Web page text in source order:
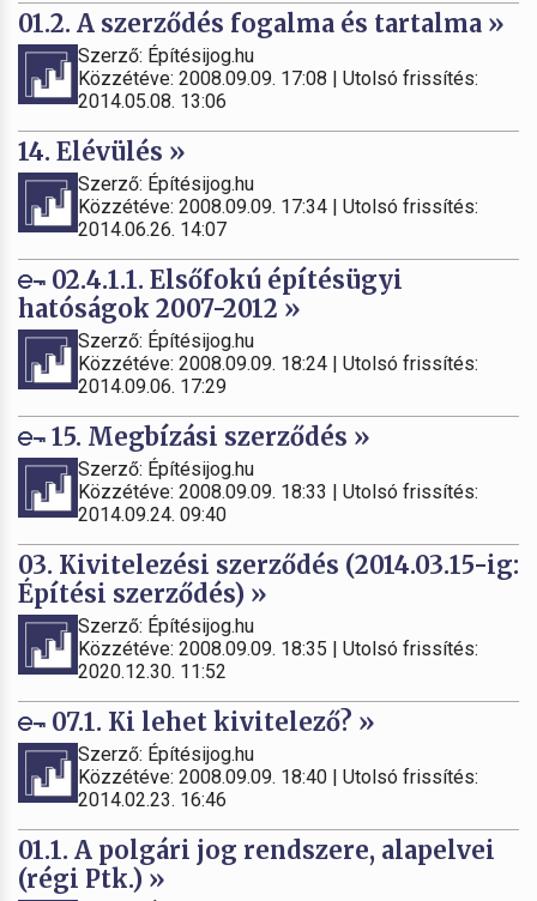
01.2. A szerződés fogalma és tartalma »
Szerző: Építésijog.hu
Közzétéve: 2008.09.09. 17:08 | Utolsó frissítés:
2014.05.08. 13:06
14. Elévülés »
Szerző: Építésijog.hu
Közzétéve: 2008.09.09. 17:34 | Utolsó frissítés:
2014.06.26. 14:07
02.4.1.1. Elsőfokú építésügyi
hatóságok 2007-2012 »
Szerző: Építésijog.hu
Közzétéve: 2008.09.09. 18:24 | Utolsó frissítés:
2014.09.06. 17:29
15. Megbízási szerződés »
Szerző: Építésijog.hu
Közzétéve: 2008.09.09. 18:33 | Utolsó frissítés:
2014.09.24. 09:40
03. Kivitelezési szerződés (2014.03.15-ig:
Építési szerződés) »
Szerző: Építésijog.hu
Közzétéve: 2008.09.09. 18:35 | Utolsó frissítés:
2020.12.30. 11:52
07.1. Ki lehet kivitelező? »
Szerző: Építésijog.hu
Közzétéve: 2008.09.09. 18:40 | Utolsó frissítés:
2014.02.23. 16:46
01.1. A polgári jog rendszere, alapelvei
(régi Ptk.) »